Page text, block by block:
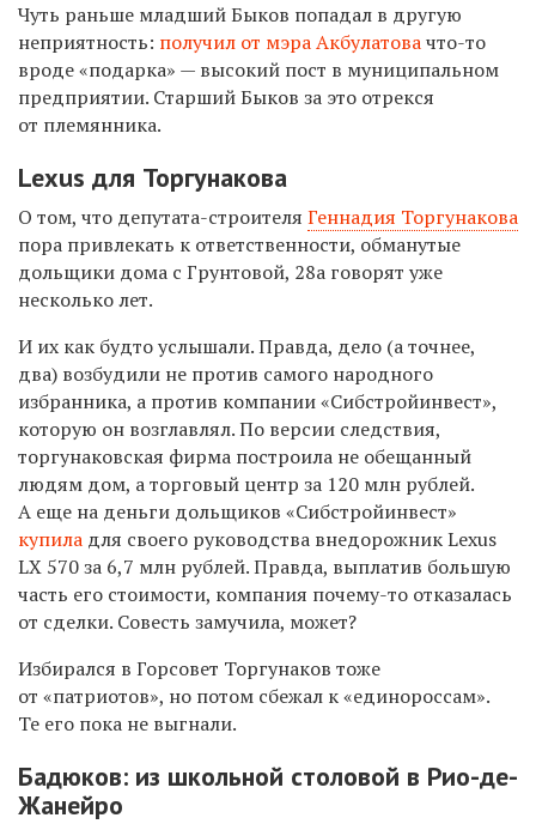
Чуть раньше младший Быков попадал в другую
неприятность: получил от мэра Акбулатовачто-то
вроде «подарка» — высокий пост в муниципальном
предприятии. Старший Быков за это отрекся
от племянника.
Lexus для Торгунакова
О том, что депутата-строителя Геннадия Торгунакова
пора привлекать к ответственности, обманутые
дольщики дома с Грунтовой, 28а говорят уже
несколько лет.
И их как будто услышали. Правда, дело (а точнее,
два) возбудили не против самого народного
избранника, а против компании «Сибстройинвест»,
которую он возглавлял. По версии следствия,
торгунаковская фирма построила не обещанный
людям дом, а торговый центр за 120 млн рублей.
А еще на деньги дольщиков «Сибстройинвест»
купила для своего руководства внедорожник Lexus
LX 570 за 6,7 млн рублей. Правда, выплатив большую
часть его стоимости, компания почему-то отказалась
от сделки. Совесть замучила, может?
Избирался в Горсовет Торгунаков тоже
от «патриотов», но потом сбежал к «единороссам».
Те его пока не выгнали.
Бадюков: из школьной столовой в Рио-де-
Жанейро